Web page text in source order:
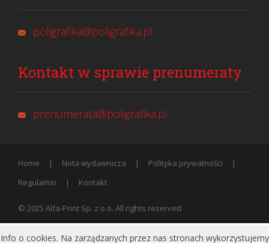
poligrafika@poligrafika.pl
Kontakt w sprawie prenumeraty
prenumerata@poligrafika.pl
Home Nota wydawnicza
Polityka prywatności
Regulamin
Kontakt
© 2025 Alfa-Print Sp. z o.o. All rights reserved
Info o cookies. Na zarządzanych przez nas stronach wykorzystujemy